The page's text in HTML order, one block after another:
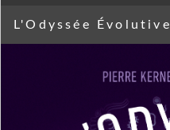
L'Odyssée Évolutive